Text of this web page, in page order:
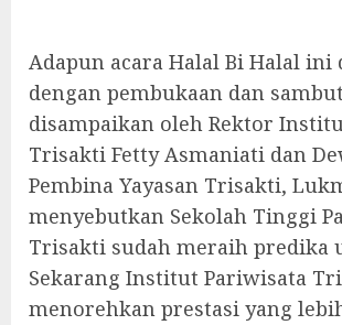
Adapun acara Halal Bi Halal ini
dengan pembukaan dan
disampaikan oleh Rektor
Trisakti Fetty Asmaniati dan
Pembina Yayasan Trisakti,
menyebutkan Sekolah Tinggi
Trisakti sudah meraih predika
Sekarang Institut Pariwisata
menorehkan prestasi yang